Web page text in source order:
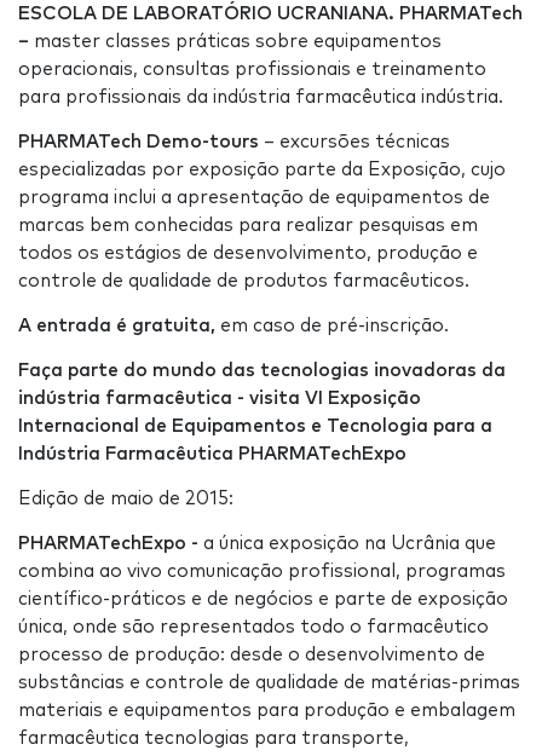
ESCOLA DE LABORATÓRIO UCRANIANA. PHARMATech
– master classes práticas sobre equipamentos
operacionais, consultas profissionais e treinamento
para profissionais da indústria farmacêutica indústria.
PHARMATech Demo-tours – excursões técnicas
especializadas por exposição parte da Exposição, cujo
programa inclui a apresentação de equipamentos de
marcas bem conhecidas para realizar pesquisas em
todos os estágios de desenvolvimento, produção e
controle de qualidade de produtos farmacêuticos.
A entrada é gratuita, em caso de pré-inscrição.
Faça parte do mundo das tecnologias inovadoras da
indústria farmacêutica - visita VI
Exposição
Internacional de Equipamentos e Tecnologia para a
Indústria Farmacêutica PHARMATechExpo
Edição de maio de 2015:
PHARMATechExpo - a única exposição na Ucrânia que
combina ao vivo comunicação profissional, programas
científico-práticos e de negócios e parte de exposição
única, onde são representados todo o farmacêutico
processo de produção: desde o desenvolvimento de
substâncias e controle de qualidade de matérias-primas
materiais e equipamentos para produção e embalagem
farmacêutica tecnologias para transporte,